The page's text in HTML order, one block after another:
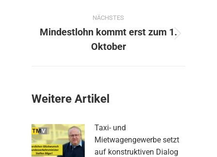
NÄCHSTES
Beitrag:
Mindestlohn kommt erst zum 1.
Oktober
Weitere Artikel
Taxi- und
Mietwagengewerbe setzt
auf konstruktiven Dialog